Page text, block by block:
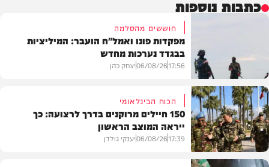
כתבות נוספות
בעולם
חוששים מהסלמה
מפקדות פונו ואמל"ח הועבר: המיליציות
בבגדד נערכות מחדש
17:56
06/08/26יצחק כהן
הכוח הבינלאומי
150 חיילים מרוקנים בדרך לרצועה: כך
ייראה המוצב הראשון
17:39
06/08/26יענקי גולדן